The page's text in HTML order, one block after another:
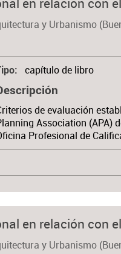
y Urbanismo
capítulo de libro
de evaluación
Association (APA)
Profesional de
en relación con
y Urbanismo